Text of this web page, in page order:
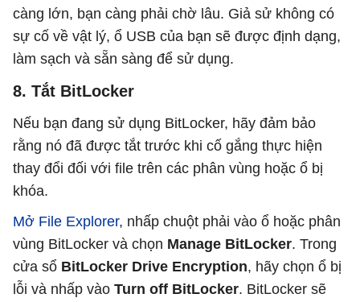
càng lớn, bạn càng phải chờ lâu. Giả sử không có
sự cố về vật lý, ổ USB của bạn sẽ được định dạng,
làm sạch và sẵn sàng để sử dụng.
8. Tắt BitLocker
Nếu bạn đang sử dụng BitLocker, hãy đảm bảo
rằng nó đã được tắt trước khi cố gắng thực hiện
thay đổi đối với file trên các phân vùng hoặc ổ bị
khóa.
Mở File Explorer, nhấp chuột phải vào ổ hoặc phân
vùng BitLocker và chọn Manage BitLocker. Trong
cửa sổ BitLocker Drive Encryption, hãy chọn ổ bị
lỗi và nhấp vào Turn off BitLocker. BitLocker sẽ